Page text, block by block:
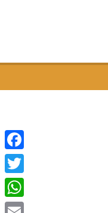
Facebook
Twitter
WhatsApp